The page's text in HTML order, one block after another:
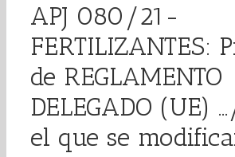
APJ 080/21-
FERTILIZANTES:
de REGLAMENTO
DELEGADO (UE)
el que se